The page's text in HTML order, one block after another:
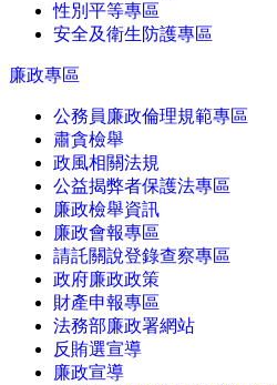
性別平等專區
安全及衛生防護專區
廉政專區
公務員廉政倫理規範專區
肅貪檢舉
政風相關法規
公益揭弊者保護法專區
廉政檢舉資訊
廉政會報專區
請託關說登錄查察專區
政府廉政政策
財產申報專區
法務部廉政署網站
反賄選宣導
廉政宣導